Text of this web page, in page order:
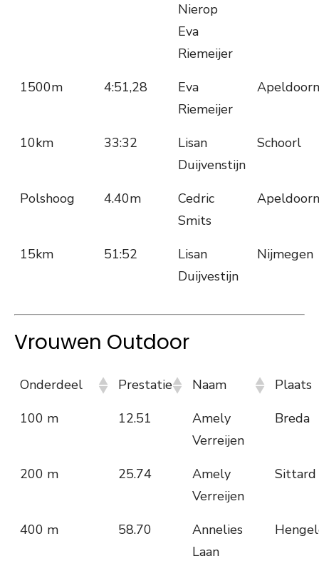
Nierop
Eva
Riemeijer
1500m 4:51,28
Eva
Riemeijer
Apeldoorn
10km 33:32
Lisan
Duijvenstijn
Schoorl
Polshoog 4.40m
Cedric
Smits
Apeldoorn
15km 51:52
Lisan
Duijvestijn
Nijmegen
Vrouwen Outdoor
Onderdeel Prestatie Naam
Plaats
100 m
12.51
Amely
Verreijen
Breda
200 m 25.74
Amely
Verreijen
Sittard
400 m 58.70
Annelies
Laan